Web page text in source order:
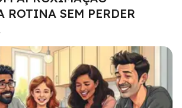
ROTINA SEM PERDER